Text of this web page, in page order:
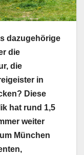
dazugehörige
die
die
in
Diese
hat rund 1,5
weiter
München